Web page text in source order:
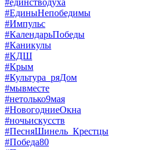
#ЕдиныНепобедимы
#Импульс
#КалендарьПобеды
#Каникулы
#КДШ
#Крым
#Культура_ряДом
#мывместе
#нетолько9мая
#НовогодниеОкна
#ночьискусств
#ПесняШинель_Крестцы
#Победа80